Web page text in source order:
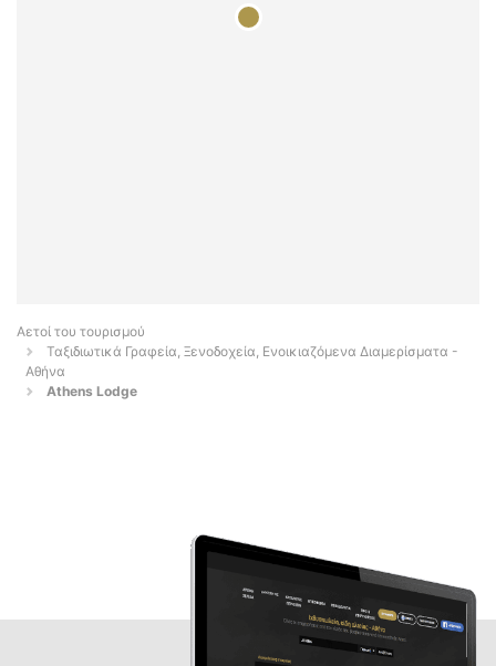
Αετοί του τουρισμού
Ταξιδιωτικά Γραφεία, Ξενοδοχεία, Ενοικιαζόμενα Διαμερίσματα -
Αθήνα
Athens Lodge